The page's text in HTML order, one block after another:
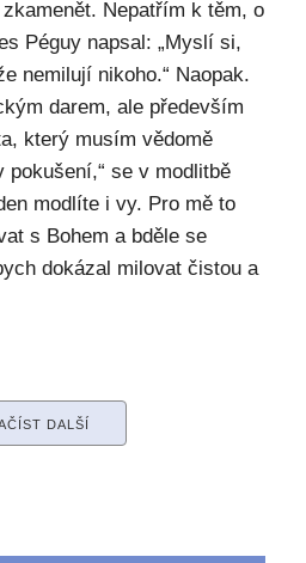
Nepatřím k těm, o
Péguy napsal: „Myslí si,
nemilují nikoho.“ Naopak.
darem, ale především
který musím vědomě
pokušení,“ se v modlitbě
modlíte i vy. Pro mě to
s Bohem a bděle se
dokázal milovat čistou a
DALŠÍ